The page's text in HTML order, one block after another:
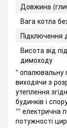
Довжина
Вага котла
Підключення
Висота від
димоходу
* опалювальну
виходячи з
утеплення
будинків і
** електрична
потужності